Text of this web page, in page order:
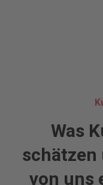
Was
schätzen
von uns